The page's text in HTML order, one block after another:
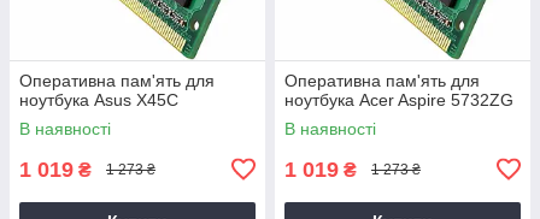
Оперативна пам'ять для
ноутбука Asus X45C
В наявності
1 019 ₴ 1 273 ₴
Оперативна пам'ять для
ноутбука Acer Aspire 5732ZG
В наявності
1 019 ₴ 1 273 ₴